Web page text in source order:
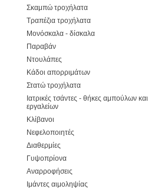
Σκαμπώ τροχήλατα
Τραπέζια τροχήλατα
Μονόσκαλα - δίσκαλα
Παραβάν
Ντουλάπες
Κάδοι απορριμάτων
Στατώ τροχήλατα
Ιατρικές τσάντες - θήκες αμπούλων και
εργαλείων
Κλίβανοι
Νεφελοποιητές
Διαθερμίες
Γυψοπρίονα
Αναρροφήσεις
Ιμάντες αιμοληψίας